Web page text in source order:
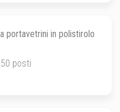
portavetrini in polistirolo
50 posti